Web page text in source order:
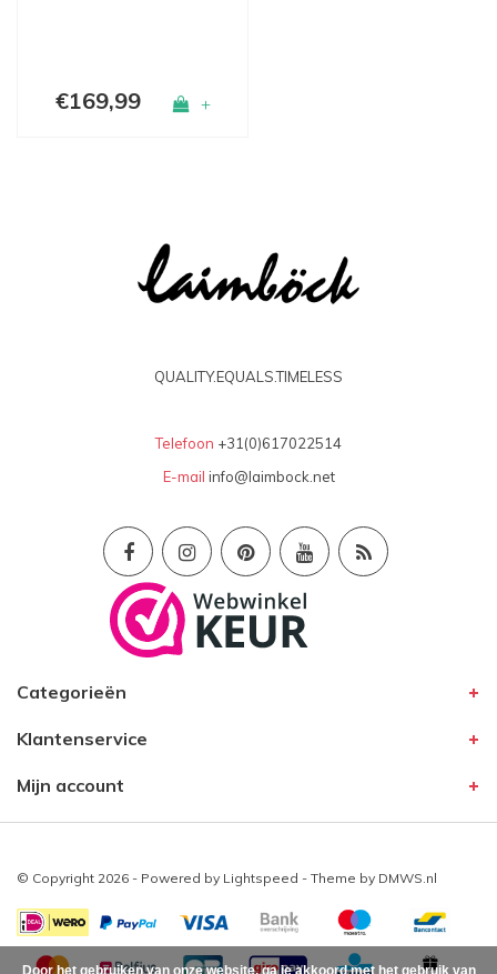
€169,99 +
QUALITY.EQUALS.TIMELESS
Telefoon +31(0)617022514
E-mail info@laimbock.net
Categorieën
Klantenservice
Mijn account
© Copyright 2026 - Powered by Lightspeed - Theme by DMWS.nl
Door het gebruiken van onze website, ga je akkoord met het gebruik van